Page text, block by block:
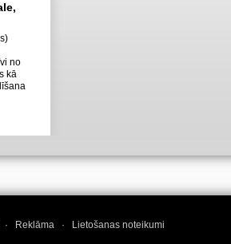
no
kā
· Reklāma · Lietošanas noteikumi